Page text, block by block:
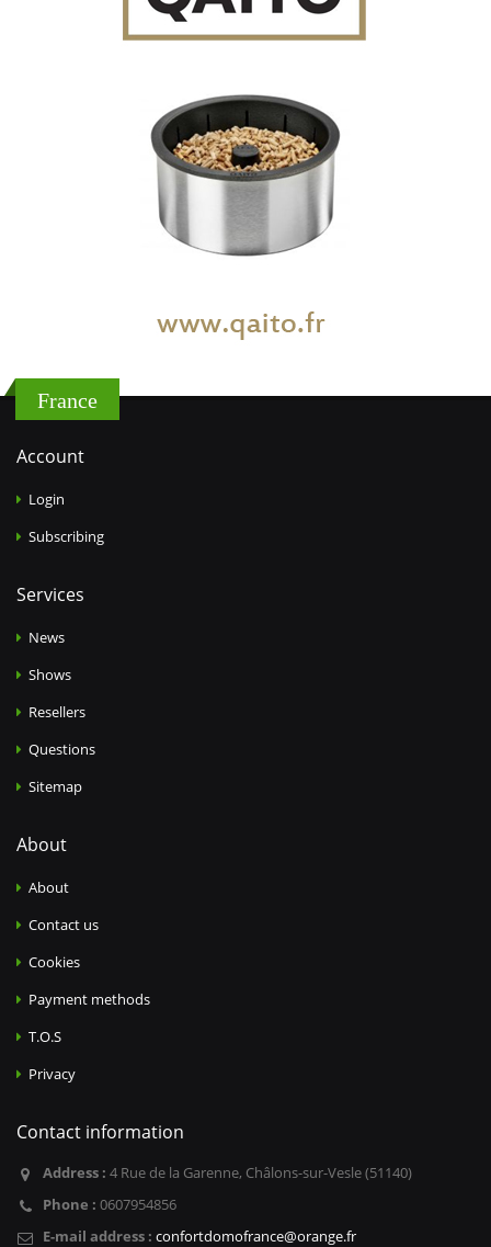
France
Account
Login
Subscribing
Services
News
Shows
Resellers
Questions
Sitemap
About
About
Contact us
Cookies
Payment methods
T.O.S
Privacy
Contact information
Address : 4 Rue de la Garenne, Châlons-sur-Vesle (51140)
Phone : 0607954856
E-mail address : confortdomofrance@orange.fr